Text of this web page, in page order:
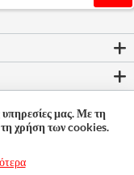
μας. Με τη
χρήση των cookies.